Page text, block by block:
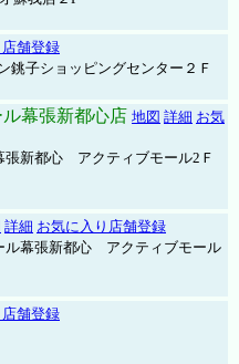
舗登録
銚子ショッピングセンター２Ｆ
幕張新都心店 地図 詳細 お気
新都心 アクティブモール2Ｆ
詳細 お気に入り店舗登録
ル幕張新都心 アクティブモール
舗登録